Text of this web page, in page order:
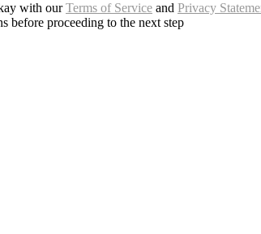
with ourTerms of Service and Privacy
before proceeding to the next step